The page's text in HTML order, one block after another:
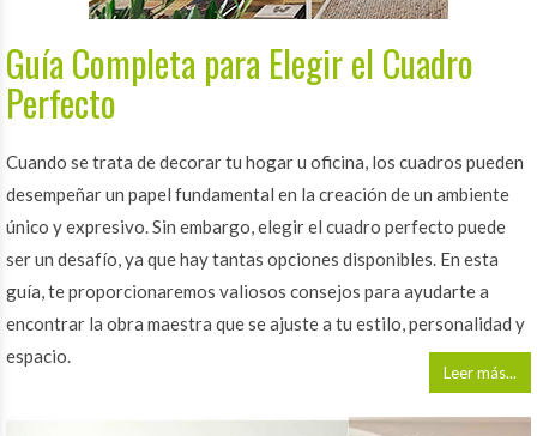
Guía Completa para Elegir el Cuadro
Perfecto
Cuando se trata de decorar tu hogar u oficina, los cuadros pueden
desempeñar un papel fundamental en la creación de un ambiente
único y expresivo. Sin embargo, elegir el cuadro perfecto puede
ser un desafío, ya que hay tantas opciones disponibles. En esta
guía, te proporcionaremos valiosos consejos para ayudarte a
encontrar la obra maestra que se ajuste a tu estilo, personalidad y
espacio.
Leer más...